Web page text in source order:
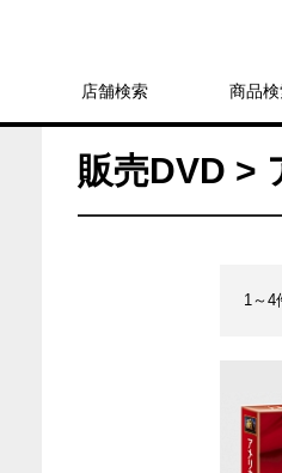
店舗検索 商品
販売DVD >
1～4